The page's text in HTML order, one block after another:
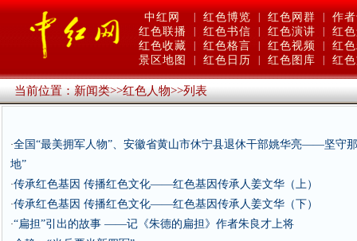
中红网 红色博览 红色网群
作
红色联播
红色书信 红色演讲
红
红色收藏
红色格言 红色视频
红
景区地图
红色日历 红色图库 红
当前位置：新闻类>>红色人物>>列表
·全国“最美拥军人物”、安徽省黄山市休宁县退休干部姚华亮——坚守
地”
·传承红色基因 传播红色文化——红色基因传承人姜文华（上）
·传承红色基因 传播红色文化——红色基因传承人姜文华（下）
·“扁担”引出的故事 ——记《朱德的扁担》作者朱良才上将